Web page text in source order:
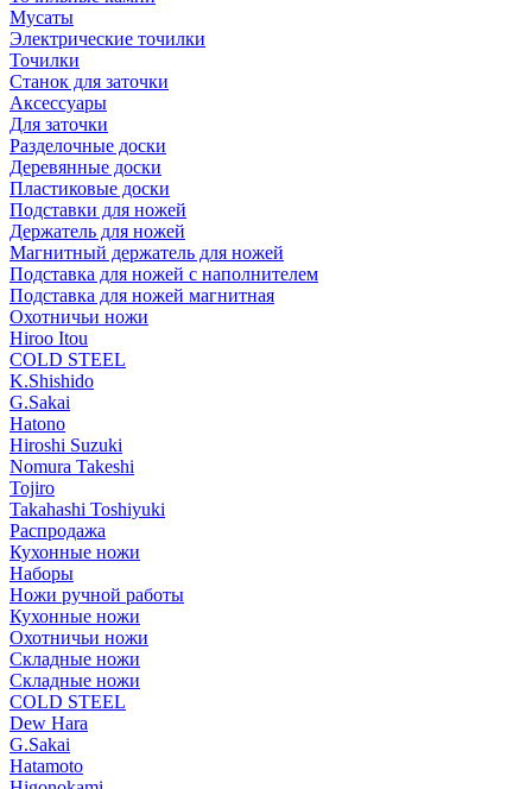
Мусаты
Электрические точилки
Точилки
Станок для заточки
Аксессуары
Для заточки
Разделочные доски
Деревянные доски
Пластиковые доски
Подставки для ножей
Держатель для ножей
Магнитный держатель для ножей
Подставка для ножей с наполнителем
Подставка для ножей магнитная
Охотничьи ножи
Hiroo Itou
COLD STEEL
K.Shishido
G.Sakai
Hatono
Hiroshi Suzuki
Nomura Takeshi
Tojiro
Takahashi Toshiyuki
Распродажа
Кухонные ножи
Наборы
Ножи ручной работы
Кухонные ножи
Охотничьи ножи
Складные ножи
Складные ножи
COLD STEEL
Dew Hara
G.Sakai
Hatamoto